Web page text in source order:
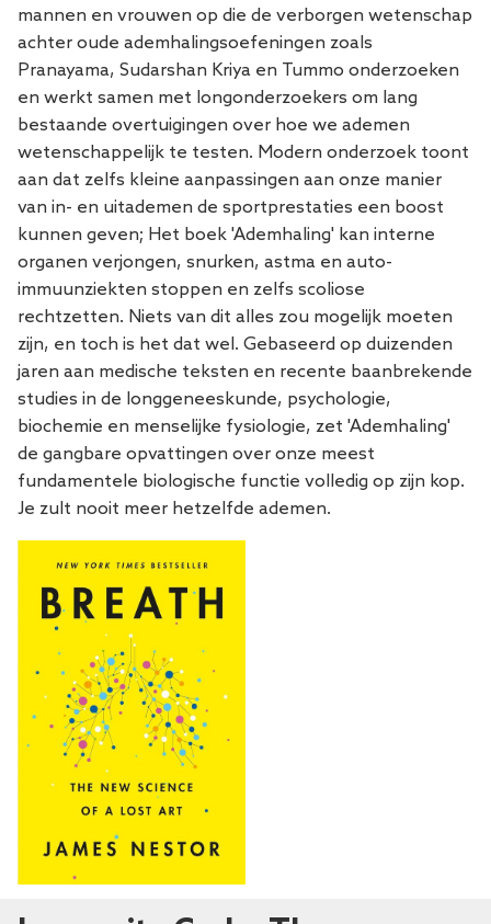
mannen en vrouwen op die de verborgen wetenschap
achter oude ademhalingsoefeningen zoals
Pranayama, Sudarshan Kriya en Tummo onderzoeken
en werkt samen met longonderzoekers om lang
bestaande overtuigingen over hoe we ademen
wetenschappelijk te testen. Modern onderzoek toont
aan dat zelfs kleine aanpassingen aan onze manier
van in- en uitademen de sportprestaties een boost
kunnen geven; Het boek 'Ademhaling' kan interne
organen verjongen, snurken, astma en auto-
immuunziekten stoppen en zelfs scoliose
rechtzetten. Niets van dit alles zou mogelijk moeten
zijn, en toch is het dat wel. Gebaseerd op duizenden
jaren aan medische teksten en recente baanbrekende
studies in de longgeneeskunde, psychologie,
biochemie en menselijke fysiologie, zet 'Ademhaling'
de gangbare opvattingen over onze meest
fundamentele biologische functie volledig op zijn kop.
Je zult nooit meer hetzelfde ademen.